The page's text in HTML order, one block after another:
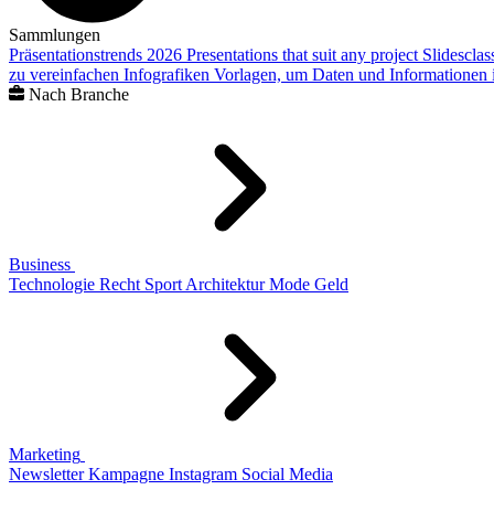
Sammlungen
Präsentationstrends 2026 Presentations that suit any project
zu vereinfachen Infografiken Vorlagen, um Daten und
Nach Branche
Business
Technologie Recht Sport Architektur Mode Geld
Marketing
Newsletter Kampagne Instagram Social Media